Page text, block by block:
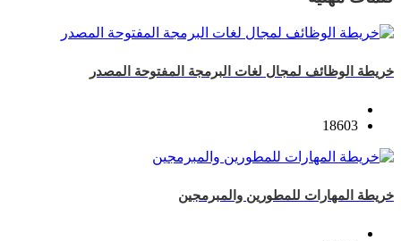
خريطة الوظائف لمجال لغات البرمجة المفتوحة المصدر
18603
خريطة المهارات للمطورين والمبرمجين